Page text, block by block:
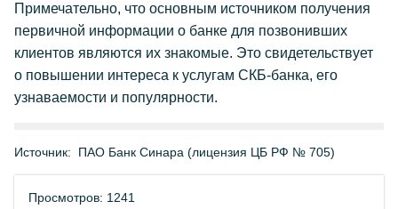
Примечательно, что основным источником получения
первичной информации о банке для позвонивших
клиентов являются их знакомые. Это свидетельствует
о повышении интереса к услугам СКБ-банка, его
узнаваемости и популярности.
Источник: ПАО Банк Синара (лицензия ЦБ РФ № 705)
Просмотров: 1241